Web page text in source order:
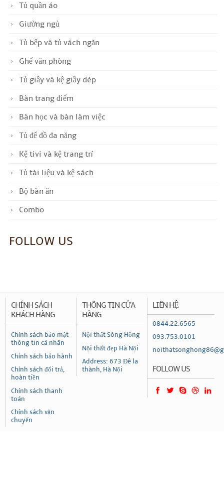
Tủ quần áo
Giường ngủ
Tủ bếp và tủ vách ngăn
Ghế văn phòng
Tủ giầy và kệ giầy dép
Bàn trang điểm
Bàn học và bàn làm việc
Tủ để đồ đa năng
Kệ tivi và kệ trang trí
Tủ tài liệu và kệ sách
Bộ bàn ăn
Combo
FOLLOW US
CHÍNH SÁCH
KHÁCH HÀNG
Chính sách bảo mật
thông tin cá nhân
Chính sách bảo hành
Chính sách đổi trả,
hoàn tiền
Chính sách thanh
toán
Chính sách vận
chuyển
THÔNG TIN CỬA
HÀNG
Nội thất Sông Hồng
Nội thất đẹp Hà Nội
Address: 673 Đê la
thành, Hà Nội
LIÊN HỆ
0844.22.6565
093.753.0101
FOLLOW US